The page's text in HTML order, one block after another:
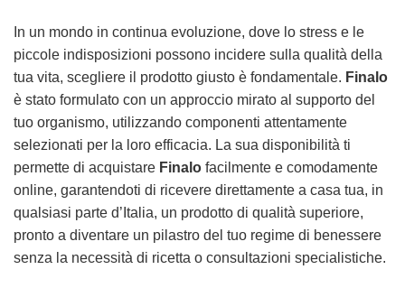
In un mondo in continua evoluzione, dove lo stress e le
piccole indisposizioni possono incidere sulla qualità della
tua vita, scegliere il prodotto giusto è fondamentale. Finalo
è stato formulato con un approccio mirato al supporto del
tuo organismo, utilizzando componenti attentamente
selezionati per la loro efficacia. La sua disponibilità ti
permette di acquistare Finalo facilmente e comodamente
online, garantendoti di ricevere direttamente a casa tua, in
qualsiasi parte d’Italia, un prodotto di qualità superiore,
pronto a diventare un pilastro del tuo regime di benessere
senza la necessità di ricetta o consultazioni specialistiche.